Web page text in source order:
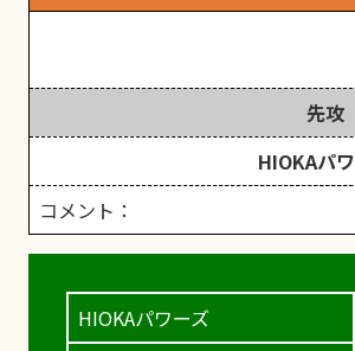
先攻
HIOKAパ
コメント：
HIOKAパワーズ